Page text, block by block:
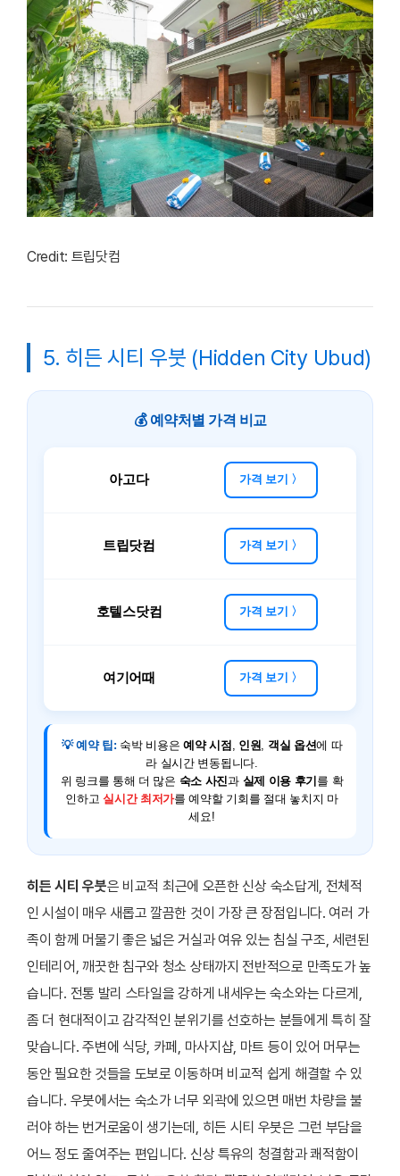
Credit: 트립닷컴
5. 히든 시티 우붓 (Hidden City Ubud)
💰 예약처별 가격 비교
아고다 가격 보기 〉
트립닷컴 가격 보기 〉
호텔스닷컴 가격 보기 〉
여기어때 가격 보기 〉
💡 예약 팁: 숙박 비용은예약 시점 인원 객실 옵션에 따
라 실시간 변동됩니다.
위 링크를 통해 더 많은 숙소 사진과 실제 이용 후기 를 확
인하고실시간 최저가를 예약할 기회를 절대 놓치지 마
세요!
히든 시티 우붓은 비교적 최근에 오픈한 신상 숙소답게, 전체적
인 시설이 매우 새롭고 깔끔한 것이 가장 큰 장점입니다. 여러 가
족이 함께 머물기 좋은 넓은 거실과 여유 있는 침실 구조, 세련된
인테리어, 깨끗한 침구와 청소 상태까지 전반적으로 만족도가 높
습니다. 전통 발리 스타일을 강하게 내세우는 숙소와는 다르게,
좀 더 현대적이고 감각적인 분위기를 선호하는 분들에게 특히 잘
맞습니다. 주변에 식당, 카페, 마사지샵, 마트 등이 있어 머무는
동안 필요한 것들을 도보로 이동하며 비교적 쉽게 해결할 수 있
습니다. 우붓에서는 숙소가 너무 외곽에 있으면 매번 차량을 불
러야 하는 번거로움이 생기는데, 히든 시티 우붓은 그런 부담을
어느 정도 줄여주는 편입니다. 신상 특유의 청결함과 쾌적함이